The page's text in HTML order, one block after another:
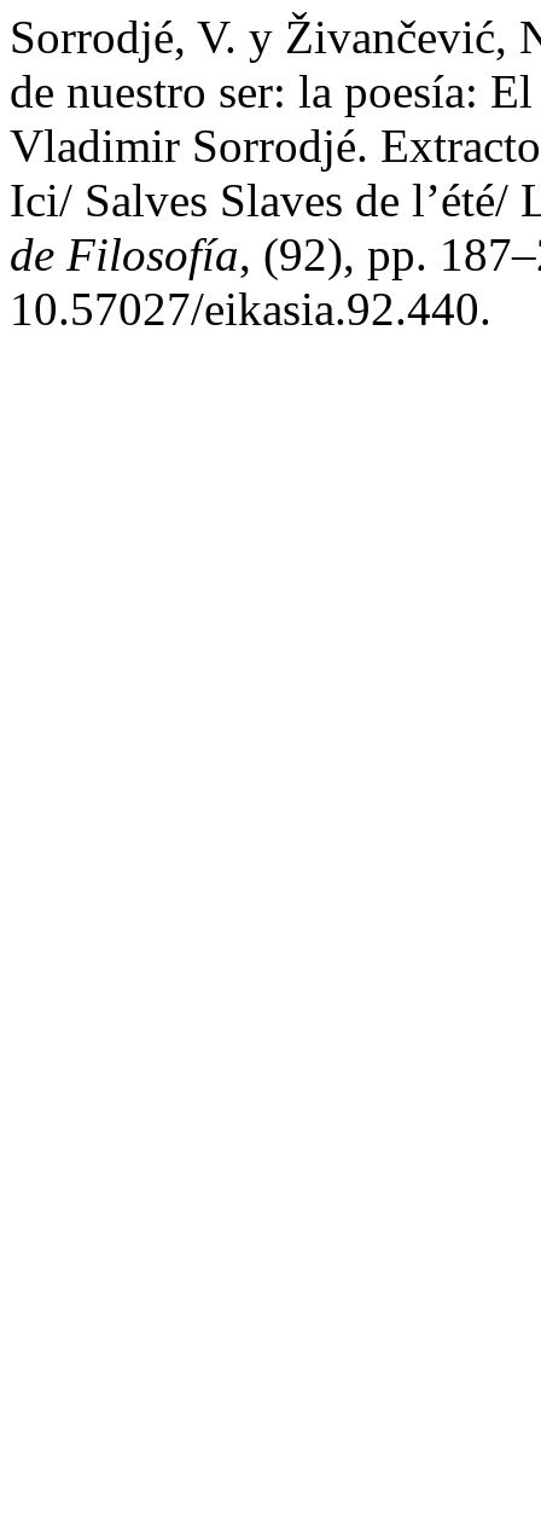
Sorrodjé, V. y Živančević,
de nuestro ser: la poesía:
Vladimir Sorrodjé.
Ici/ Salves Slaves de l’été/
de Filosofía, (92), pp.
10.57027/eikasia.92.440.